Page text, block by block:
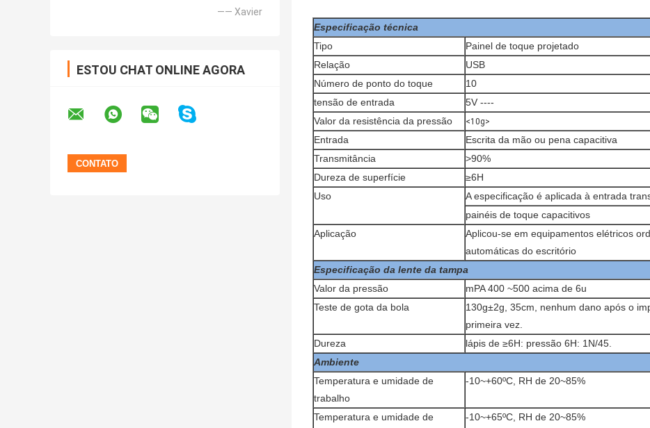
—— Xavier
ESTOU CHAT ONLINE AGORA
Especificação técnica
Tipo
Painel de toque projetado
Relação
USB
Número de ponto do toque
10
tensão de entrada
5V ----
Valor da resistência da pressão
<10g>
Entrada
Escrita da mão ou pena capacitiva
Transmitância
>90%
Dureza de superfície
≥6H
Uso
A especificação é aplicada à entrada
painéis de toque capacitivos
Aplicação
Aplicou-se em equipamentos elétricos
automáticas do escritório
Especificação da lente da tampa
Valor da pressão
mPA 400 ~500 acima de 6u
Teste de gota da bola
130g±2g, 35cm, nenhum dano após o
primeira vez.
Dureza
lápis de ≥6H: pressão 6H: 1N/45.
Ambiente
Temperatura e umidade de
trabalho
-10~+60ºC, RH de 20~85%
Temperatura e umidade de
-10~+65ºC, RH de 20~85%